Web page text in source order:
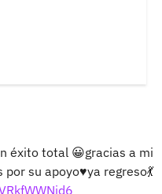
éxito total 😀gracias a mi
su apoyo♥️ya regreso💃